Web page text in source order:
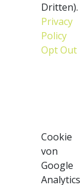
Dritten).
Privacy
Policy
Opt Out
Cookie
von
Google
Analytics